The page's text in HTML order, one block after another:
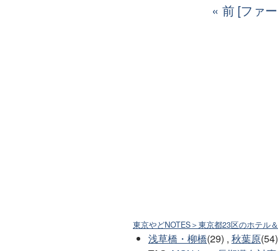
前 [ファ
東京やどNOTES＞東京都23区のホテル
浅草橋・柳橋(29) , 秋葉原(54)